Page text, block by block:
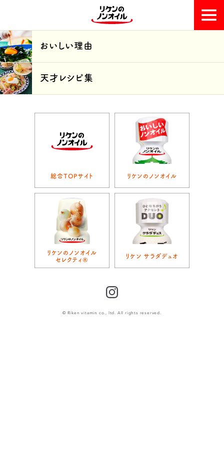
おいしい理由
天才レシピ集
おいしい理由
天才レシピ集
総合TOPサイト リケンのノンオイル
リケンのノンオイル
セレクティ®
リケン サラダデュオ
© Riken vitamin co., ltd. All rights reserved.